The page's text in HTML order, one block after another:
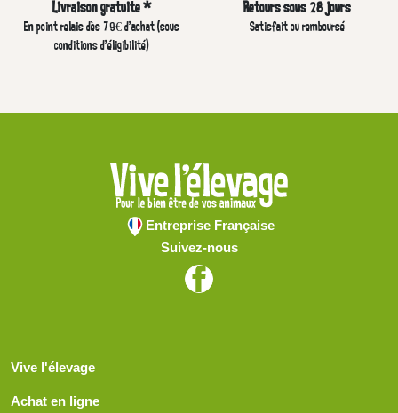
Livraison gratuite *
En point relais dès 79€ d’achat (sous
conditions d'éligibilité)
Retours sous 28 jours
Satisfait ou remboursé
Entreprise Française
Suivez-nous
Vive l'élevage
Achat en ligne